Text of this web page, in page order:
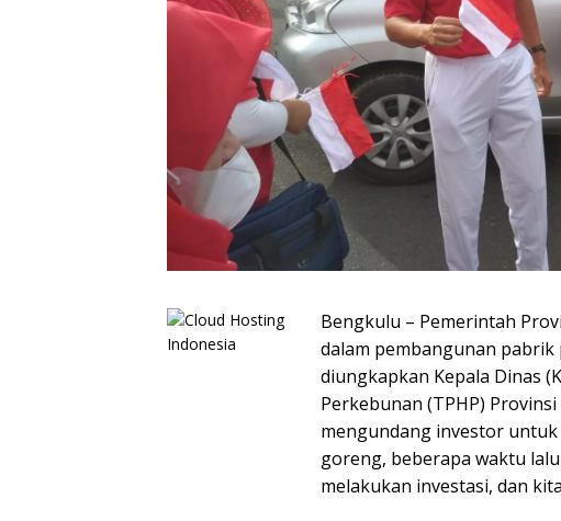
Bengkulu – Pemerintah
dalam pembangunan
diungkapkan Kepala Dinas
Perkebunan (TPHP)
mengundang investor
goreng, beberapa waktu
melakukan investasi, dan